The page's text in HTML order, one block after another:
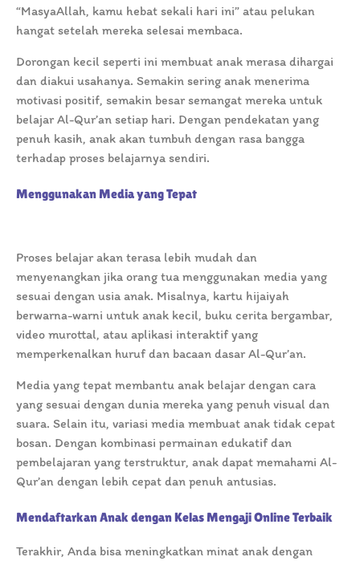
“MasyaAllah, kamu hebat sekali hari ini” atau pelukan
hangat setelah mereka selesai membaca.
Dorongan kecil seperti ini membuat anak merasa dihargai
dan diakui usahanya. Semakin sering anak menerima
motivasi positif, semakin besar semangat mereka untuk
belajar Al-Qur’an setiap hari. Dengan pendekatan yang
penuh kasih, anak akan tumbuh dengan rasa bangga
terhadap proses belajarnya sendiri.
Menggunakan Media yang Tepat
Proses belajar akan terasa lebih mudah dan
menyenangkan jika orang tua menggunakan media yang
sesuai dengan usia anak. Misalnya, kartu hijaiyah
berwarna-warni untuk anak kecil, buku cerita bergambar,
video murottal, atau aplikasi interaktif yang
memperkenalkan huruf dan bacaan dasar Al-Qur’an.
Media yang tepat membantu anak belajar dengan cara
yang sesuai dengan dunia mereka yang penuh visual dan
suara. Selain itu, variasi media membuat anak tidak cepat
bosan. Dengan kombinasi permainan edukatif dan
pembelajaran yang terstruktur, anak dapat memahami Al-
Qur’an dengan lebih cepat dan penuh antusias.
Mendaftarkan Anak dengan Kelas Mengaji Online Terbaik
Terakhir, Anda bisa meningkatkan minat anak dengan